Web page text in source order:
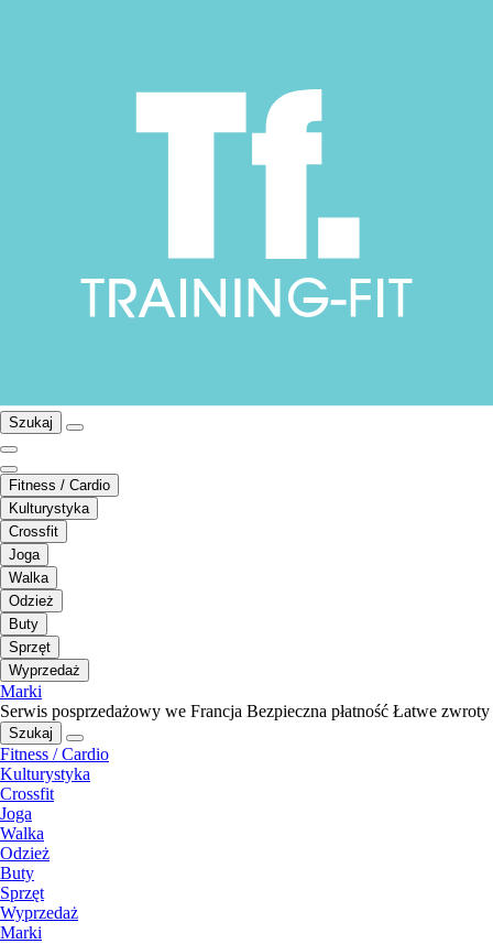
Szukaj
Fitness / Cardio
Kulturystyka
Crossfit
Joga
Walka
Odzież
Buty
Sprzęt
Wyprzedaż
Marki
Serwis posprzedażowy we Francja Bezpieczna płatność Łatwe zwroty
Szukaj
Fitness / Cardio
Kulturystyka
Crossfit
Joga
Walka
Odzież
Buty
Sprzęt
Wyprzedaż
Marki